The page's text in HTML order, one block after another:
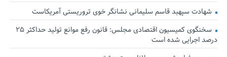
شهادت سپهبد قاسم سلیمانی نشانگر خوی تروریستی آمریکاست
سخنگوی کمیسیون اقتصادی مجلس: قانون رفع موانع تولید حداکثر ۲۵
درصد اجرایی شده است